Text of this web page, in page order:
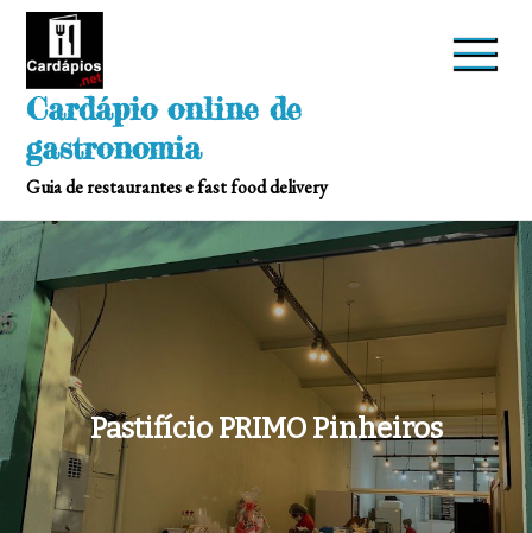
Skip
Cardápio online de
gastronomia
Guia de restaurantes e fast food delivery
Pastifício PRIMO Pinheiros